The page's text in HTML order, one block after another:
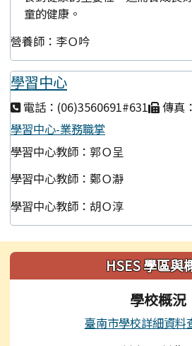
童的健康。
營養師：李Ｏ吟
學習中心
電話：(06)3560691#631
傳真
學習中心-業務職掌
學習中心教師：郭Ｏ呈
學習中心教師：鄭Ｏ瀞
學習中心教師：胡Ｏ淳
左邊區域內容HSES 學區與
學校概況
臺南市學校詳細資料